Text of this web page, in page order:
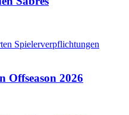
Offseason 2026